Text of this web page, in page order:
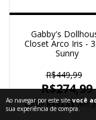
Ao navegar por este sitevocê
sua experiência de compra.
Gabby's
Closet Arco Iris -
Sunny
R$449,99
R$274,99
6x deR$45,83 sem